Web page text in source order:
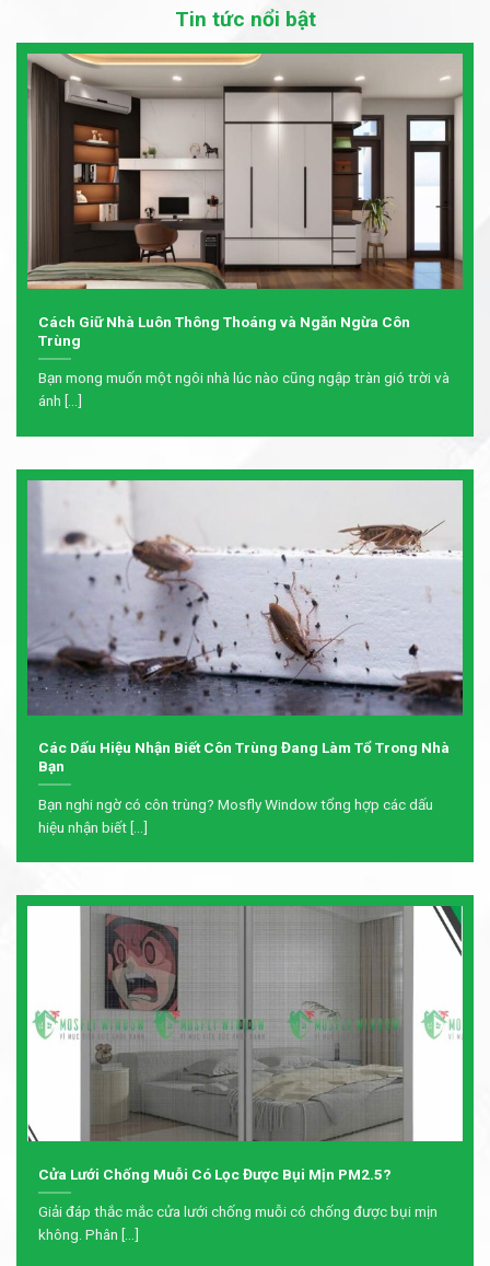
Tin tức nổi bật
Cách Giữ Nhà Luôn Thông Thoáng và Ngăn Ngừa Côn
Trùng
Bạn mong muốn một ngôi nhà lúc nào cũng ngập tràn gió trời và
ánh [...]
Các Dấu Hiệu Nhận Biết Côn Trùng Đang Làm Tổ Trong Nhà
Bạn
Bạn nghi ngờ có côn trùng? Mosfly Window tổng hợp các dấu
hiệu nhận biết [...]
Cửa Lưới Chống Muỗi Có Lọc Được Bụi Mịn PM2.5?
Giải đáp thắc mắc cửa lưới chống muỗi có chống được bụi mịn
không. Phân [...]